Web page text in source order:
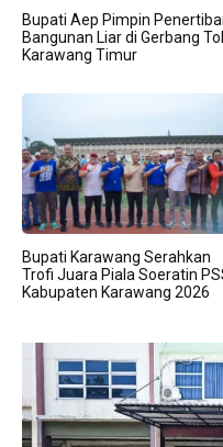
Bupati Aep Pimpin
Bangunan Liar di Gerbang Tol
Karawang Timur
Bupati Karawang Serahkan
Trofi Juara Piala Soeratin
Kabupaten Karawang 2026